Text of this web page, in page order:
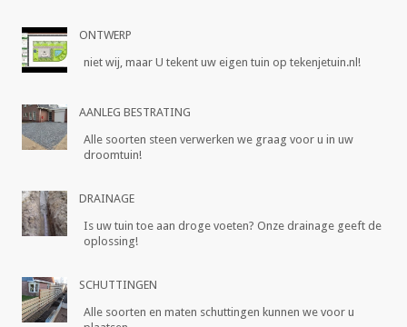
ONTWERP
niet wij, maar U tekent uw eigen tuin op tekenjetuin.nl!
AANLEG BESTRATING
Alle soorten steen verwerken we graag voor u in uw
droomtuin!
DRAINAGE
Is uw tuin toe aan droge voeten? Onze drainage geeft de
oplossing!
SCHUTTINGEN
Alle soorten en maten schuttingen kunnen we voor u